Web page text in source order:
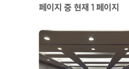
페이지 중 현재 1 페이지